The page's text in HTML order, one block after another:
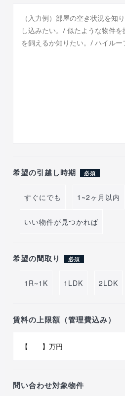
希望の引越し時期 必須
すぐにでも 1~2ヶ月以内
いい物件が見つかれば
希望の間取り 必須
1R~1K 1LDK 2LDK
賃料の上限額（管理費込み）
問い合わせ対象物件